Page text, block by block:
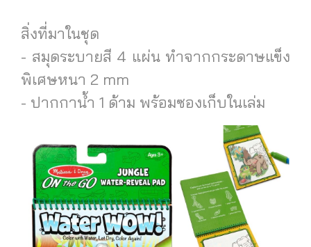
สิ่งที่มาในชุด
- สมุดระบายสี 4 แผ่น ทำจากกระดาษแข็ง
พิเศษหนา 2 mm
- ปากกาน้ำ 1 ด้าม พร้อมซองเก็บในเล่ม